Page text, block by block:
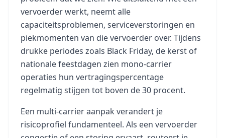
vervoerder werkt, neemt alle
capaciteitsproblemen, serviceverstoringen en
piekmomenten van die vervoerder over. Tijdens
drukke periodes zoals Black Friday, de kerst of
nationale feestdagen zien mono-carrier
operaties hun vertragingspercentage
regelmatig stijgen tot boven de 30 procent.
Een multi-carrier aanpak verandert je
risicoprofiel fundamenteel. Als een vervoerder